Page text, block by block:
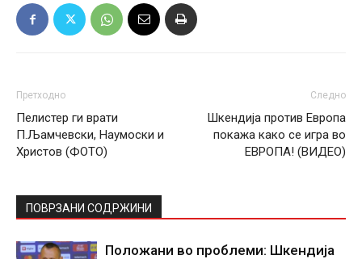
Претходно
Пелистер ги врати
П.Љамчевски, Наумоски и
Христов (ФОТО)
Следно
Шкендија против Европа
покажа како се игра во
ЕВРОПА! (ВИДЕО)
ПОВРЗАНИ СОДРЖИНИ
Положани во проблеми: Шкендија